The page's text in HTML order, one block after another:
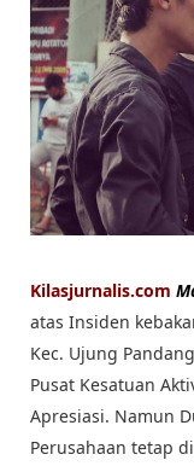
Kilasjurnalis.com
atas Insiden
Kec. Ujung
Pusat Kesatuan
Apresiasi. Namun
Perusahaan tetap